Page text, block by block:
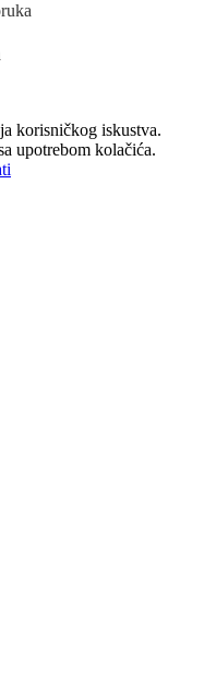
korisničkog iskustva.
upotrebom kolačića.